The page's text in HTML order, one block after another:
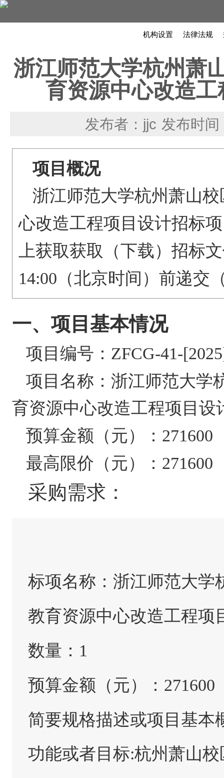
机构设置 法律法规
浙江师范大学杭州萧
育资源中心改造
发布者：jjc 发布时
项目概况
浙江师范大学杭州萧山
心改造工程项目设计招标
上获取获取（下载）招标
14:00 （北京时间）前
一、项目基本情况
项目编号： ZFCG-41-
项目名称： 浙江师范大学
育资源中心改造工程项目设
预算金额（元）： 271600
最高限价（元）： 271600
采购需求：
标项名称： 浙江师范大学
教育资源中心改造工程项
数量： 1
预算金额（元）： 271600
简要规格描述或项目基本
功能或者目标:杭州萧山